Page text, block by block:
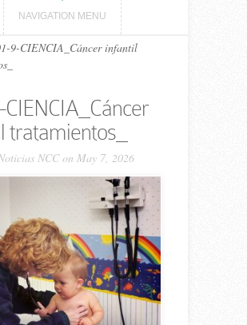
NAVIGATION MENU
9-CIENCIA_Cáncer infantil
tratamientos_
NCCon May 7, 2026